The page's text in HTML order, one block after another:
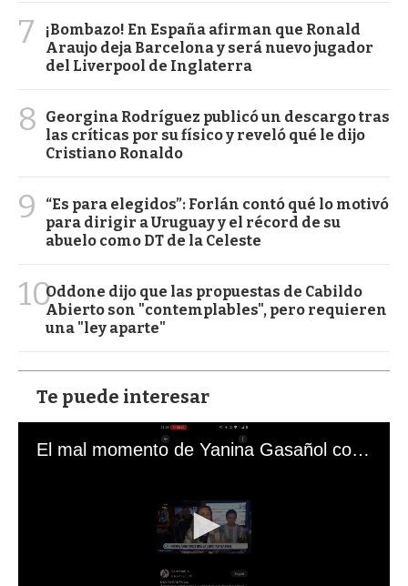
7
¡Bombazo! En España afirman que Ronald
Araujo deja Barcelona y será nuevo jugador
del Liverpool de Inglaterra
8
Georgina Rodríguez publicó un descargo tras
las críticas por su físico y reveló qué le dijo
Cristiano Ronaldo
9
“Es para elegidos”: Forlán contó qué lo motivó
para dirigir a Uruguay y el récord de su
abuelo como DT de la Celeste
10Oddone dijo que las propuestas de Cabildo
Abierto son "contemplables", pero requieren
una "ley aparte"
Te puede interesar
El mal momento de Yanina Gasañol con un hincha argentino en "Subrayado"